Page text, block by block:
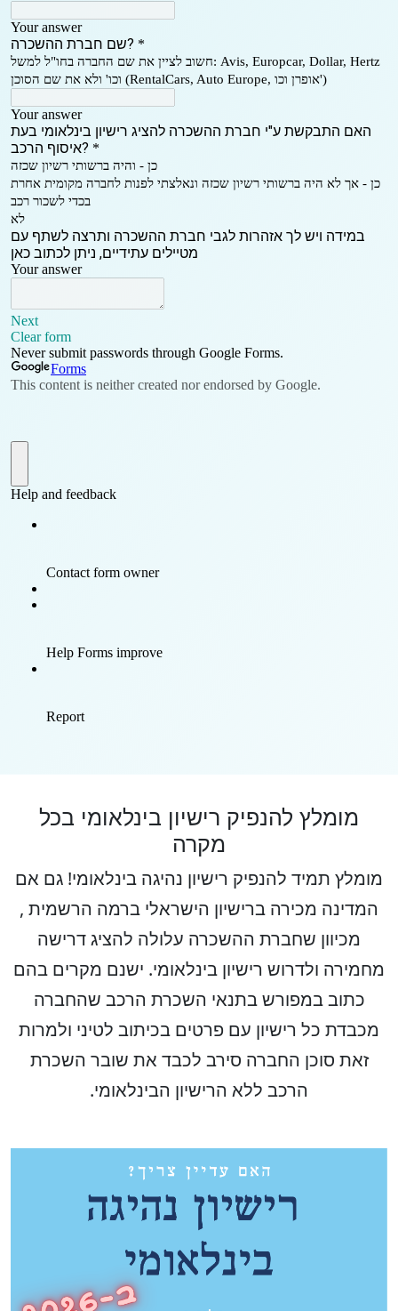
מומלץ להנפיק רישיון בינלאומי בכל
מקרה
מומלץ תמיד להנפיק רישיון נהיגה בינלאומי! גם אם
המדינה מכירה ברישיון הישראלי ברמה הרשמית ,
מכיוון שחברת ההשכרה עלולה להציג דרישה
מחמירה ולדרוש רישיון בינלאומי. ישנם מקרים בהם
כתוב במפורש בתנאי השכרת הרכב שהחברה
מכבדת כל רישיון עם פרטים בכיתוב לטיני ולמרות
זאת סוכן החברה סירב לכבד את שובר השכרת
הרכב ללא הרישיון הבינלאומי.